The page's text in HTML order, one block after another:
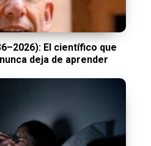
El científico que
deja de aprender